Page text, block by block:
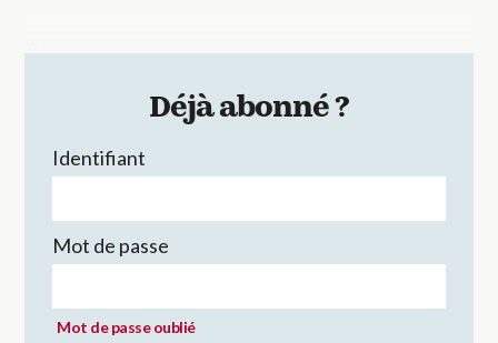
Déjà abonné ?
Identifiant
Mot de passe
Mot de passe oublié